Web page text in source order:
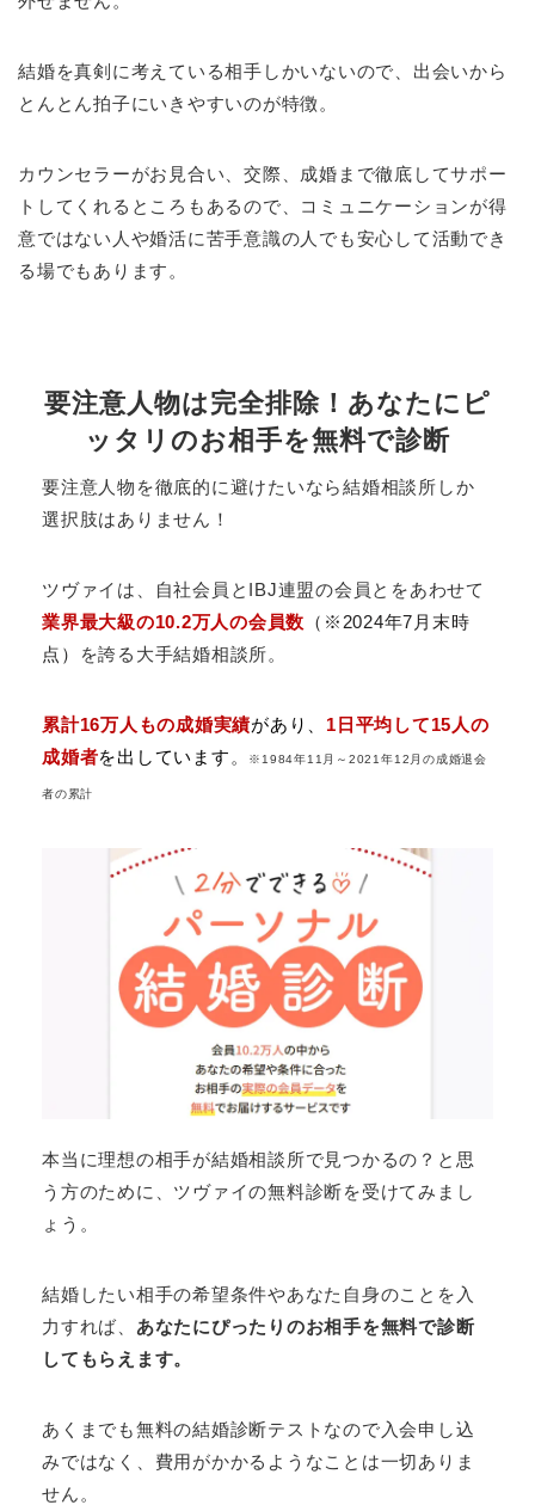
結婚を真剣に考えている相手しかいないので、出会いから
とんとん拍子にいきやすいのが特徴。
カウンセラーがお見合い、交際、成婚まで徹底してサポー
トしてくれるところもあるので、コミュニケーションが得
意ではない人や婚活に苦手意識の人でも安心して活動でき
る場でもあります。
要注意人物は完全排除！あなたにピ
ッタリのお相手を無料で診断
要注意人物を徹底的に避けたいなら結婚相談所しか
選択肢はありません！
ツヴァイは、自社会員とIBJ連盟の会員とをあわせて
業界最大級の10.2万人の会員数 （※2024年7月末時
点）
を誇る大手結婚相談所。
累計16万人もの成婚実績があり、 1日平均して15人の
成婚者を出しています 。 ※1984年11月～2021年12月の成婚退会
者の累計
本当に理想の相手が結婚相談所で見つかるの？と思
う方のために、ツヴァイの無料診断を受けてみまし
ょう。
結婚したい相手の希望条件やあなた自身のことを入
力すれば、 あなたにぴったりのお相手を無料で診断
してもらえます。
あくまでも無料の結婚診断テストなので入会申し込
みではなく、費用がかかるようなことは一切ありま
せん。